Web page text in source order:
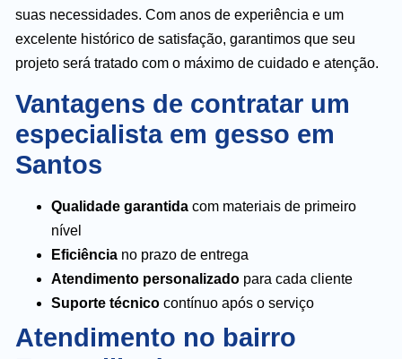
suas necessidades. Com anos de experiência e um
excelente histórico de satisfação, garantimos que seu
projeto será tratado com o máximo de cuidado e atenção.
Vantagens de contratar um
especialista em gesso em
Santos
Qualidade garantida com materiais de primeiro
nível
Eficiência no prazo de entrega
Atendimento personalizado para cada cliente
Suporte técnico contínuo após o serviço
Atendimento no bairro